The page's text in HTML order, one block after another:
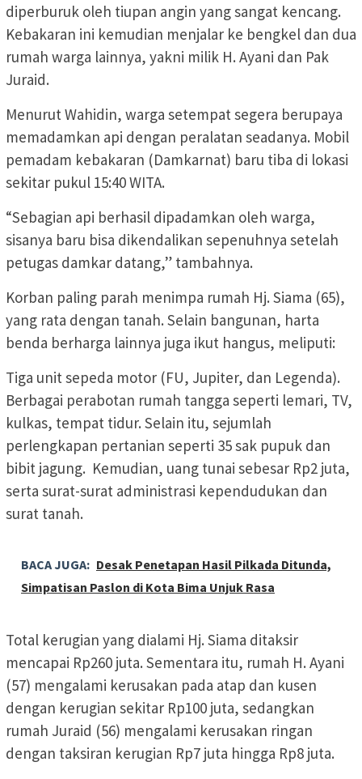
diperburuk oleh tiupan angin yang sangat kencang.
Kebakaran ini kemudian menjalar ke bengkel dan dua
rumah warga lainnya, yakni milik H. Ayani dan Pak
Juraid.
Menurut Wahidin, warga setempat segera berupaya
memadamkan api dengan peralatan seadanya. Mobil
pemadam kebakaran (Damkarnat) baru tiba di lokasi
sekitar pukul 15:40 WITA.
“Sebagian api berhasil dipadamkan oleh warga,
sisanya baru bisa dikendalikan sepenuhnya setelah
petugas damkar datang,” tambahnya.
Korban paling parah menimpa rumah Hj. Siama (65),
yang rata dengan tanah. Selain bangunan, harta
benda berharga lainnya juga ikut hangus, meliputi:
Tiga unit sepeda motor (FU, Jupiter, dan Legenda).
Berbagai perabotan rumah tangga seperti lemari, TV,
kulkas, tempat tidur. Selain itu, sejumlah
perlengkapan pertanian seperti 35 sak pupuk dan
bibit jagung. Kemudian, uang tunai sebesar Rp2 juta,
serta surat-surat administrasi kependudukan dan
surat tanah.
BACA JUGA: Desak Penetapan Hasil Pilkada Ditunda,
Simpatisan Paslon di Kota Bima Unjuk Rasa
Total kerugian yang dialami Hj. Siama ditaksir
mencapai Rp260 juta. Sementara itu, rumah H. Ayani
(57) mengalami kerusakan pada atap dan kusen
dengan kerugian sekitar Rp100 juta, sedangkan
rumah Juraid (56) mengalami kerusakan ringan
dengan taksiran kerugian Rp7 juta hingga Rp8 juta.